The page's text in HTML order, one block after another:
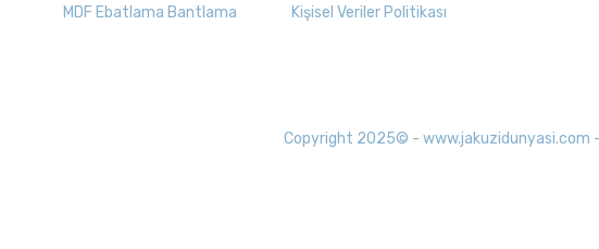
MDF Ebatlama Bantlama
Kişisel Veriler Politikası
Copyright 2025© - www.jakuzidunyasi.com -